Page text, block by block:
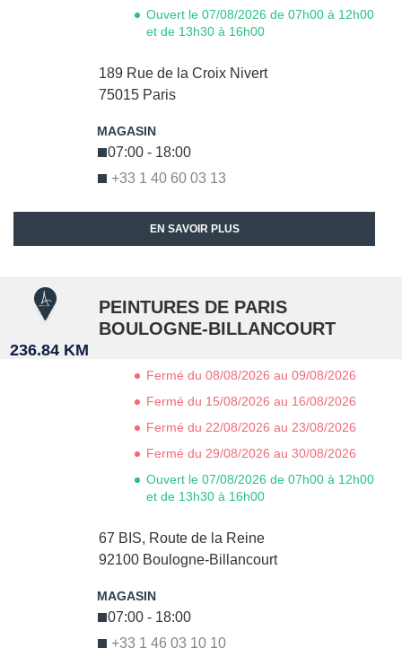
189 Rue de la Croix Nivert
75015 Paris
+33 1 40 60 03 13
07:00 - 18:00
Ouvert le 07/08/2026 de 07h00 à 12h00
et de 13h30 à 16h00
EN SAVOIR PLUS
236.84 KM
PEINTURES DE PARIS
BOULOGNE-BILLANCOURT
67 BIS, Route de la Reine
92100 Boulogne-Billancourt
+33 1 46 03 10 10
07:00 - 18:00
Fermé du 08/08/2026 au 09/08/2026
Fermé du 15/08/2026 au 16/08/2026
Fermé du 22/08/2026 au 23/08/2026
Fermé du 29/08/2026 au 30/08/2026
Ouvert le 07/08/2026 de 07h00 à 12h00
et de 13h30 à 16h00